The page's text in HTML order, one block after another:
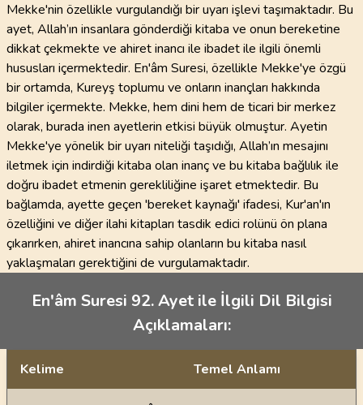
Mekke'nin özellikle vurgulandığı bir uyarı işlevi taşımaktadır. Bu
ayet, Allah’ın insanlara gönderdiği kitaba ve onun bereketine
dikkat çekmekte ve ahiret inancı ile ibadet ile ilgili önemli
hususları içermektedir. En'âm Suresi, özellikle Mekke'ye özgü
bir ortamda, Kureyş toplumu ve onların inançları hakkında
bilgiler içermekte. Mekke, hem dini hem de ticari bir merkez
olarak, burada inen ayetlerin etkisi büyük olmuştur. Ayetin
Mekke'ye yönelik bir uyarı niteliği taşıdığı, Allah’ın mesajını
iletmek için indirdiği kitaba olan inanç ve bu kitaba bağlılık ile
doğru ibadet etmenin gerekliliğine işaret etmektedir. Bu
bağlamda, ayette geçen 'bereket kaynağı' ifadesi, Kur'an'ın
özelliğini ve diğer ilahi kitapları tasdik edici rolünü ön plana
çıkarırken, ahiret inancına sahip olanların bu kitaba nasıl
yaklaşmaları gerektiğini de vurgulamaktadır.
En'âm Suresi 92. Ayet ile İlgili Dil Bilgisi
Açıklamaları:
Kelime Temel Anlamı